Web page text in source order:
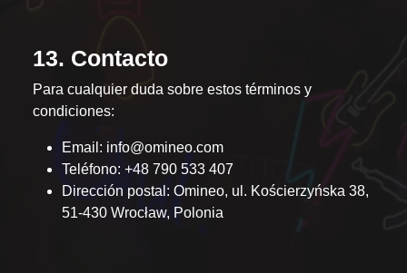
13. Contacto
Para cualquier duda sobre estos términos y
condiciones:
Email: info@omineo.com
Teléfono: +48 790 533 407
Dirección postal: Omineo, ul. Kościerzyńska 38,
51-430 Wrocław, Polonia